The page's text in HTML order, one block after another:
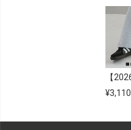
¥3,110